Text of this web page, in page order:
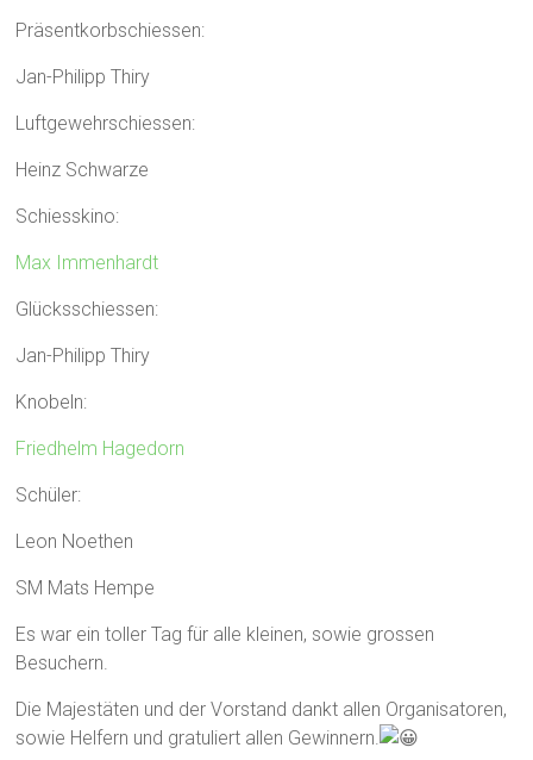
Präsentkorbschiessen:
Jan-Philipp Thiry
Luftgewehrschiessen:
Heinz Schwarze
Schiesskino:
Max Immenhardt
Glücksschiessen:
Jan-Philipp Thiry
Knobeln:
Friedhelm Hagedorn
Schüler:
Leon Noethen
SM Mats Hempe
Es war ein toller Tag für alle kleinen, sowie grossen
Besuchern.
Die Majestäten und der Vorstand dankt allen Organisatoren,
sowie Helfern und gratuliert allen Gewinnern.